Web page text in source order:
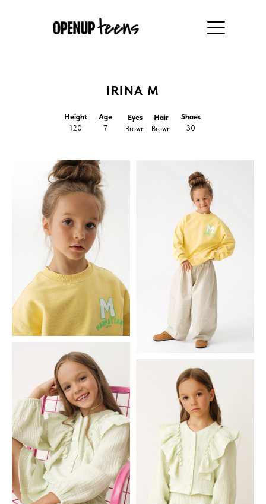
Height
120
Hair
Brown
Eyes
Brown
Shoes
30
Age
7
IRINA M